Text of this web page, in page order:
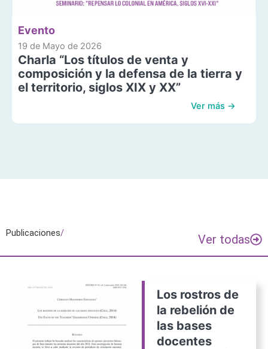
Evento
19 de Mayo de 2026
Charla “Los títulos de venta y
composición y la defensa de la tierra y
el territorio, siglos XIX y XX”
Ver más →
Publicaciones/ Ver todas
Los rostros de
la rebelión de
las bases
docentes